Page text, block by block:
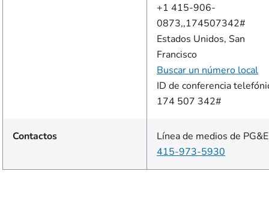
+1 415-906-
0873,,174507342#
Estados Unidos, San
Francisco
Buscar un número local
ID de conferencia
174 507 342#
Contactos
Línea de medios de
415-973-5930